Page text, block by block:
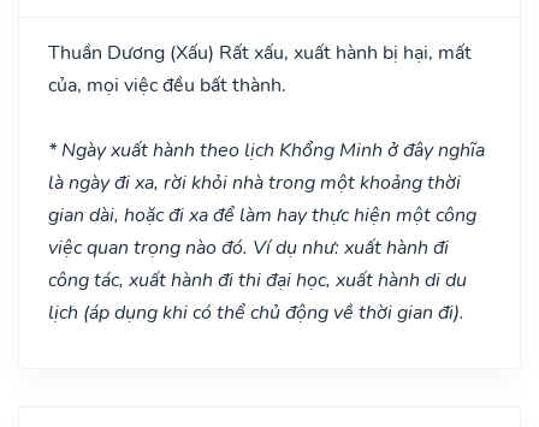
Thuần Dương (Xấu) Rất xấu, xuất hành bị hại, mất
của, mọi việc đều bất thành.
* Ngày xuất hành theo lịch Khổng Minh ở đây nghĩa
là ngày đi xa, rời khỏi nhà trong một khoảng thời
gian dài, hoặc đi xa để làm hay thực hiện một công
việc quan trọng nào đó. Ví dụ như: xuất hành đi
công tác, xuất hành đi thi đại học, xuất hành di du
lịch (áp dụng khi có thể chủ động về thời gian đi).